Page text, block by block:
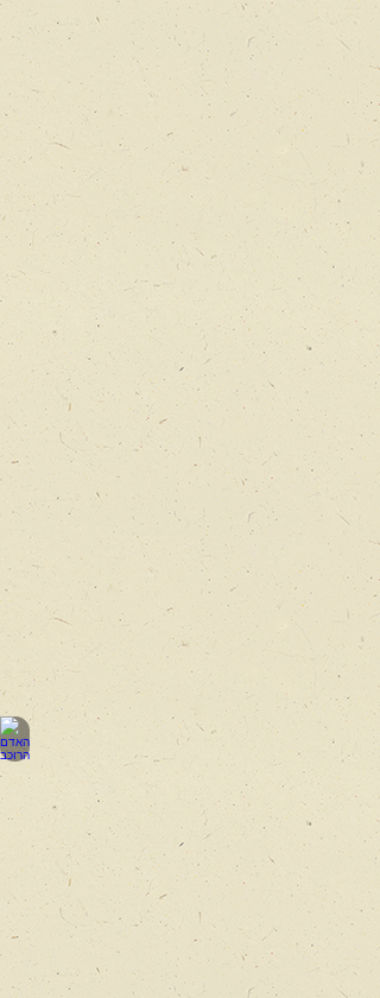
ארוך, קצר ומפותל
על
קשרים
ופתרונות,
באמצעות
תיאטרון
חפצים
ובובות
האדם הרוכב
בנה
השובב
ביותר
של
אמא
אדמה